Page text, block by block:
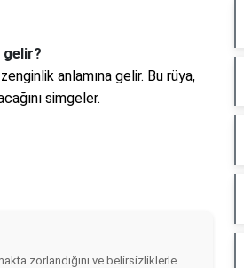
gelir?
anlamına gelir. Bu rüya,
simgeler.
zorlandığını ve belirsizliklerle